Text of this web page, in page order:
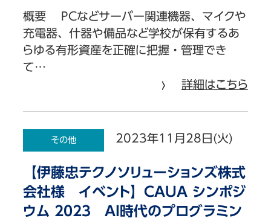
概要 PCなどサーバー関連機器、マイクや
充電器、什器や備品など学校が保有するあ
らゆる有形資産を正確に把握・管理でき
て…
詳細はこちら
その他 2023年11月28日(火)
【伊藤忠テクノソリューションズ株式
会社様 イベント】CAUA シンポジ
ウム 2023 AI時代のプログラミン